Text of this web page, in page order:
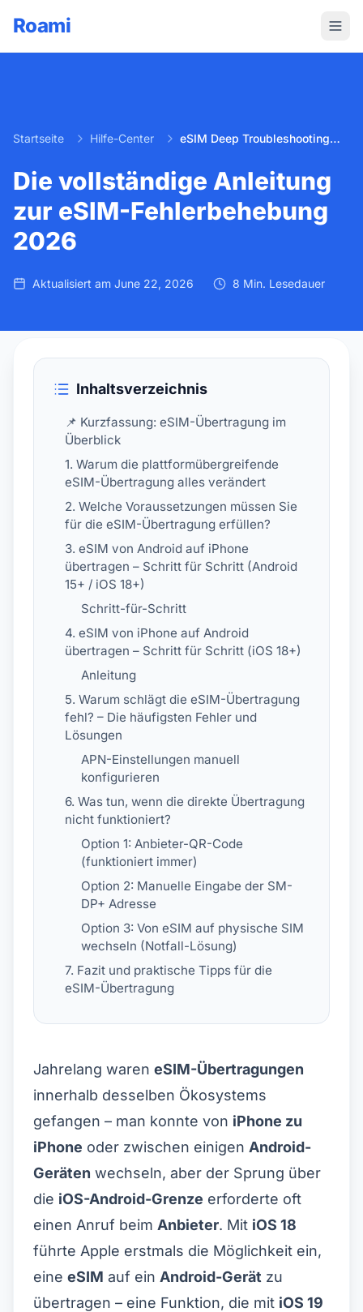
Roami
Startseite Hilfe-Center eSIM Deep Troubleshooting Guide 2026
Die vollständige Anleitung
zur eSIM-Fehlerbehebung
2026
Aktualisiert am June 22, 2026 8 Min. Lesedauer
Inhaltsverzeichnis
📌 Kurzfassung: eSIM-Übertragung im
Überblick
1. Warum die plattformübergreifende
eSIM-Übertragung alles verändert
2. Welche Voraussetzungen müssen Sie
für die eSIM-Übertragung erfüllen?
3. eSIM von Android auf iPhone
übertragen – Schritt für Schritt (Android
15+ / iOS 18+)
Schritt-für-Schritt
4. eSIM von iPhone auf Android
übertragen – Schritt für Schritt (iOS 18+)
Anleitung
5. Warum schlägt die eSIM-Übertragung
fehl? – Die häufigsten Fehler und
Lösungen
APN-Einstellungen manuell
konfigurieren
6. Was tun, wenn die direkte Übertragung
nicht funktioniert?
Option 1: Anbieter-QR-Code
(funktioniert immer)
Option 2: Manuelle Eingabe der SM-
DP+ Adresse
Option 3: Von eSIM auf physische SIM
wechseln (Notfall-Lösung)
7. Fazit und praktische Tipps für die
eSIM-Übertragung
Jahrelang waren eSIM-Übertragungen
innerhalb desselben Ökosystems
gefangen – man konnte von iPhone zu
iPhone oder zwischen einigen Android-
Geräten wechseln, aber der Sprung über
die iOS-Android-Grenze erforderte oft
einen Anruf beim Anbieter. Mit iOS 18
führte Apple erstmals die Möglichkeit ein,
eine eSIM auf ein Android-Gerät zu
übertragen – eine Funktion, die mit iOS 19